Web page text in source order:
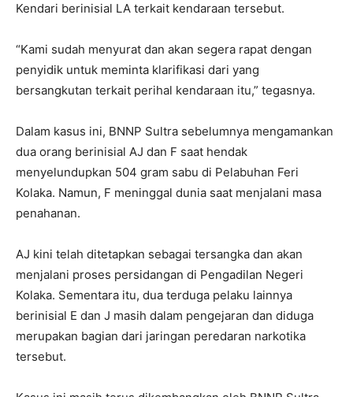
Kendari berinisial LA terkait kendaraan tersebut.
“Kami sudah menyurat dan akan segera rapat dengan
penyidik untuk meminta klarifikasi dari yang
bersangkutan terkait perihal kendaraan itu,” tegasnya.
Dalam kasus ini, BNNP Sultra sebelumnya mengamankan
dua orang berinisial AJ dan F saat hendak
menyelundupkan 504 gram sabu di Pelabuhan Feri
Kolaka. Namun, F meninggal dunia saat menjalani masa
penahanan.
AJ kini telah ditetapkan sebagai tersangka dan akan
menjalani proses persidangan di Pengadilan Negeri
Kolaka. Sementara itu, dua terduga pelaku lainnya
berinisial E dan J masih dalam pengejaran dan diduga
merupakan bagian dari jaringan peredaran narkotika
tersebut.